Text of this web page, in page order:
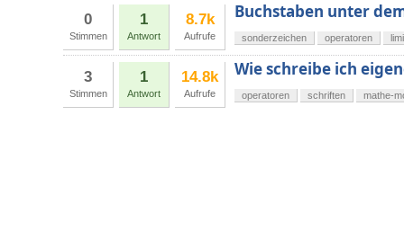
0
Stimmen
1
Antwort
8.7k
Aufrufe
Buchstaben unter
sonderzeichen operatoren
3
Stimmen
1
Antwort
14.8k
Aufrufe
Wie schreibe ich
operatoren schriften mathe-